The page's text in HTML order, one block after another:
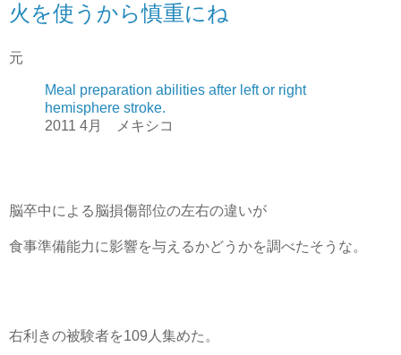
火を使うから慎重にね
元
Meal preparation abilities after left or right
hemisphere stroke.
2011 4月 メキシコ
脳卒中による脳損傷部位の左右の違いが
食事準備能力に影響を与えるかどうかを調べたそうな。
右利きの被験者を109人集めた。